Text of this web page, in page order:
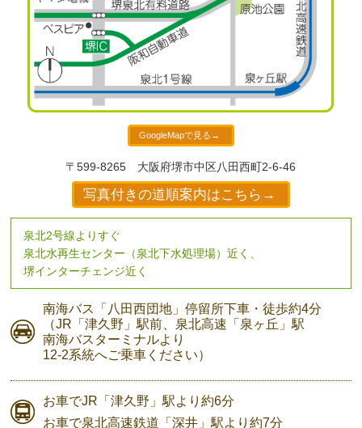
GoogleMapで見る→
〒599-8265 大阪府堺市中区八田西町2-6-46
写真付きの道順案内はこちら→
泉北2号線よりすぐ
泉北水再生センター（泉北下水処理場）近く、
堺インターチェンジ近く
南海バス 「八田西団地」停留所下車・徒歩約4分
（JR「津久野」駅前、 泉北高速「泉ヶ丘」駅
南海バスターミナルより
12-2系統へご乗車ください）
お車でJR「津久野」駅より約6分
お車で泉北高速鉄道「深井」駅より約7分